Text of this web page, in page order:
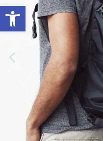
Abrir barra de herramientas